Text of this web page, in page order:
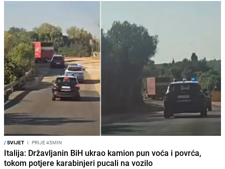
/SVIJET I PRIJE 45MIN
Italija: Državljanin BiH ukrao kamion pun voća i povrća,
tokom potjere karabinjeri pucali na vozilo